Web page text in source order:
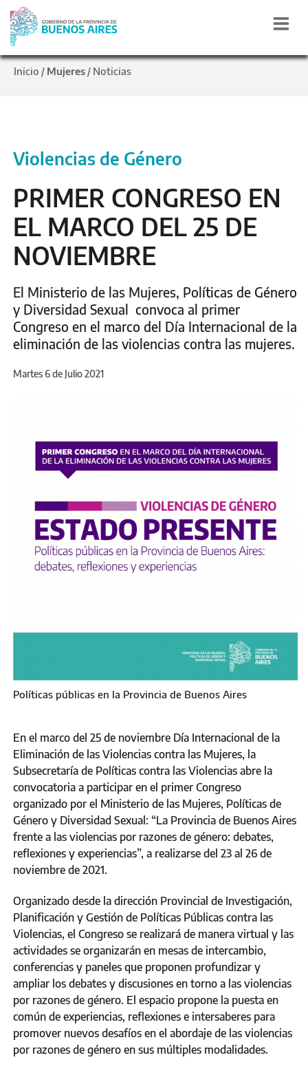
Inicio / Mujeres / Noticias
Violencias de Género
PRIMER CONGRESO EN
EL MARCO DEL 25 DE
NOVIEMBRE
El Ministerio de las Mujeres, Políticas de Género
y Diversidad Sexual convoca al primer
Congreso en el marco del Día Internacional de la
eliminación de las violencias contra las mujeres.
Martes 6 de Julio 2021
Políticas públicas en la Provincia de Buenos Aires
En el marco del 25 de noviembre Día Internacional de la
Eliminación de las Violencias contra las Mujeres, la
Subsecretaría de Políticas contra las Violencias abre la
convocatoria a participar en el primer Congreso
organizado por el Ministerio de las Mujeres, Políticas de
Género y Diversidad Sexual: “La Provincia de Buenos Aires
frente a las violencias por razones de género: debates,
reflexiones y experiencias”, a realizarse del 23 al 26 de
noviembre de 2021.
Organizado desde la dirección Provincial de Investigación,
Planificación y Gestión de Políticas Públicas contra las
Violencias, el Congreso se realizará de manera virtual y las
actividades se organizarán en mesas de intercambio,
conferencias y paneles que proponen profundizar y
ampliar los debates y discusiones en torno a las violencias
por razones de género. El espacio propone la puesta en
común de experiencias, reflexiones e intersaberes para
promover nuevos desafíos en el abordaje de las violencias
por razones de género en sus múltiples modalidades.